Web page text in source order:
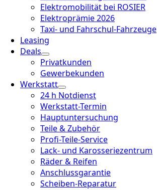
Elektromobilität bei ROSIER
Elektroprämie 2026
Taxi- und Fahrschul-Fahrzeuge
Leasing
Deals
Privatkunden
Gewerbekunden
Werkstatt
24 h Notdienst
Werkstatt-Termin
Hauptuntersuchung
Teile & Zubehör
Profi-Teile-Service
Lack- und Karosseriezentrum
Räder & Reifen
Anschlussgarantie
Scheiben-Reparatur